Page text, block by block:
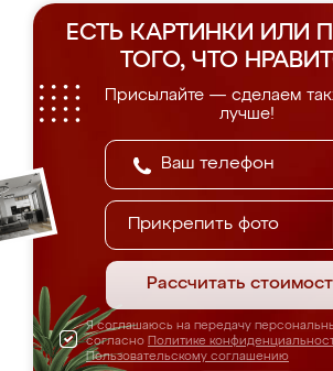
ЕСТЬ КАРТИНКИ ИЛИ
ТОГО, ЧТО
Присылайте — сделаем
лучше!
Прикрепить фото
Рассчитать
Я соглашаюсь на передачу
согласно Политике
Пользовательскому соглашению